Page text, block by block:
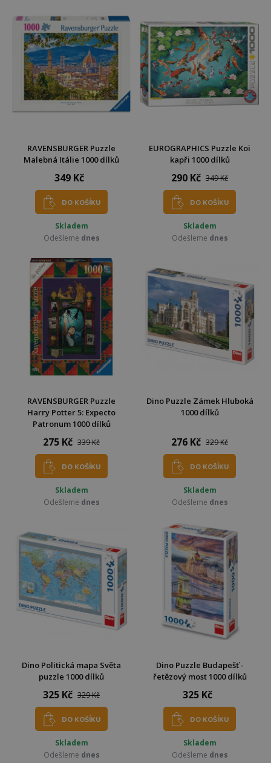
RAVENSBURGER Puzzle
Malebná Itálie 1000 dílků
349 Kč
DO KOŠÍKU
Skladem
Odešleme dnes
EUROGRAPHICS Puzzle Koi
kapři 1000 dílků
290 Kč 349 Kč
DO KOŠÍKU
Skladem
Odešleme dnes
RAVENSBURGER Puzzle
Harry Potter 5: Expecto
Patronum 1000 dílků
275 Kč 339 Kč
DO KOŠÍKU
Skladem
Odešleme dnes
Dino Puzzle Zámek Hluboká
1000 dílků
276 Kč 329 Kč
DO KOŠÍKU
Skladem
Odešleme dnes
Dino Politická mapa Světa
puzzle 1000 dílků
325 Kč 329 Kč
DO KOŠÍKU
Skladem
Odešleme dnes
Dino Puzzle Budapešť -
řetězový most 1000 dílků
325 Kč
DO KOŠÍKU
Skladem
Odešleme dnes